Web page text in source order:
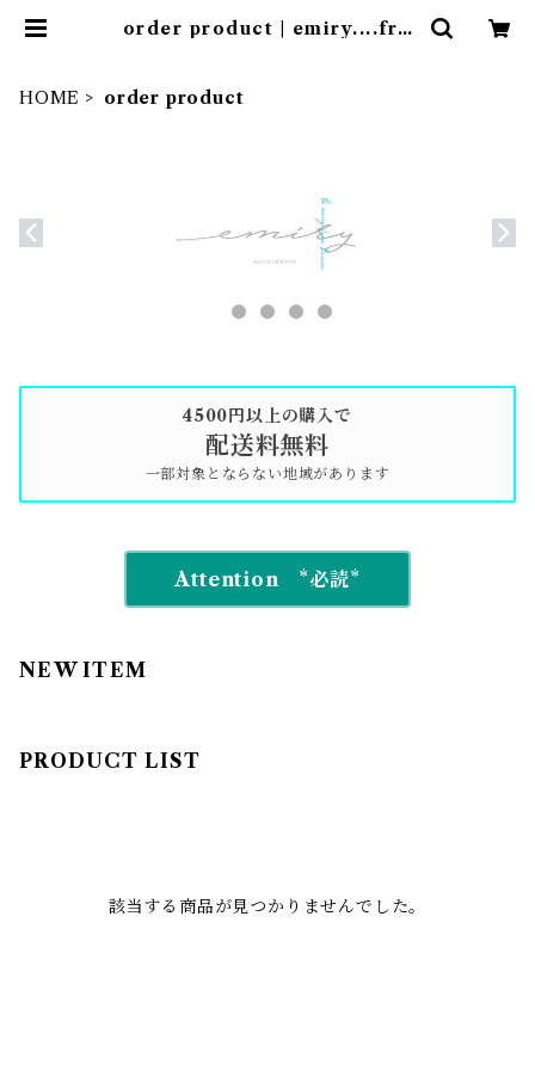
order product | emiry....fro
HOME order product
4500円以上の購入で
配送料無料
一部対象とならない地域があります
Attention *必読*
NEW ITEM
PRODUCT LIST
該当する商品が見つかりませんでした。